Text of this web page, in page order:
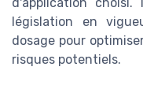
d'application
législation en
dosage pour
risques potentiels.